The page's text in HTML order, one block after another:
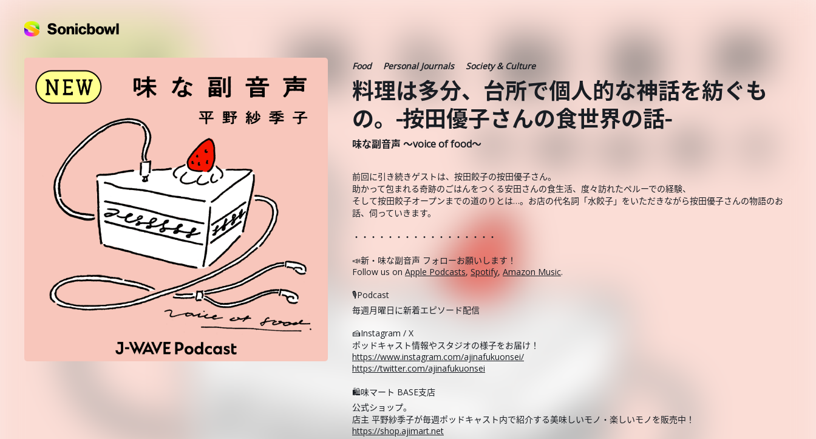
Food Personal Journals Society & Culture
料理は多分、台所で個人的な神話を紡ぐも
の。-按田優子さんの食世界の話-
味な副音声 ～voice of food～
前回に引き続きゲストは、按田餃子の按田優子さん。
助かって包まれる奇跡のごはんをつくる安田さんの食生活、度々訪れたペルーでの経験、
そして按田餃子オープンまでの道のりとは…。お店の代名詞「水餃子」をいただきながら按田優子さんの物語のお
話、伺っていきます。
・・・・・・・・・・・・・・・・・
📣新・味な副音声 フォローお願いします！
Follow us on Apple Podcasts, Spotify, Amazon Music.
🎙️Podcast
毎週月曜日に新着エピソード配信
🍰Instagram / X
ポッドキャスト情報やスタジオの様子をお届け！
https://www.instagram.com/ajinafukuonsei/
https://twitter.com/ajinafukuonsei
🛍️味マート BASE支店
公式ショップ。
店主 平野紗季子が毎週ポッドキャスト内で紹介する美味しいモノ・楽しいモノを販売中！
https://shop.ajimart.net